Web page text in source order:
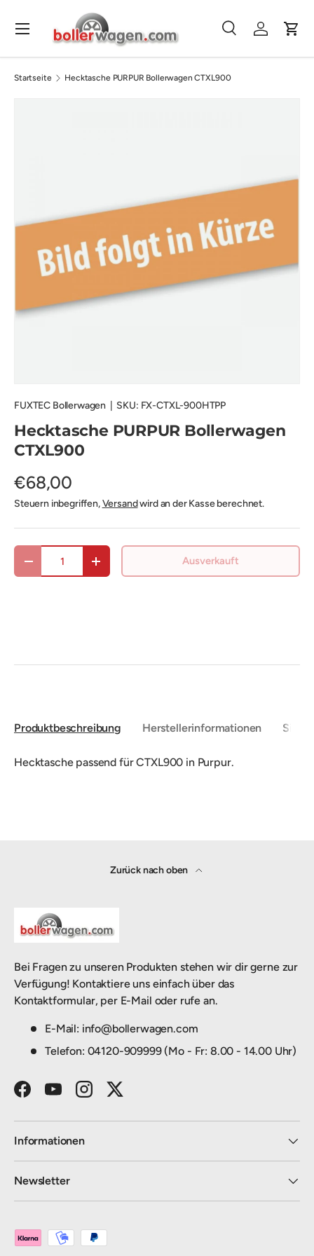
Direkt zum Inhalt
Suchen
SucheEinloggen
Menü
Startseite Hecktasche PURPUR Bollerwagen CTXL900
FUXTEC Bollerwagen SKU: FX-CTXL-900HTPP
Hecktasche PURPUR Bollerwagen
CTXL900
€68,00
Steuern inbegriffen,Versandwird an der Kasse berechnet.
Menge verringernMenge erhöhen Ausverkauft
Produktbeschreibung Herstellerinformationen
Hecktasche passend für CTXL900 in Purpur.
Zurück nach oben
Bei Fragen zu unseren Produkten stehen wir dir gerne zur
Verfügung! Kontaktiere uns einfach über das
Kontaktformular, per E-Mail oder rufe an.
E-Mail: info@bollerwagen.com
Telefon: 04120-909999 (Mo - Fr: 8.00 - 14.00 Uhr)
FacebookYouTubeInstagramTwitter
Informationen
Newsletter
Zahlungsmethoden